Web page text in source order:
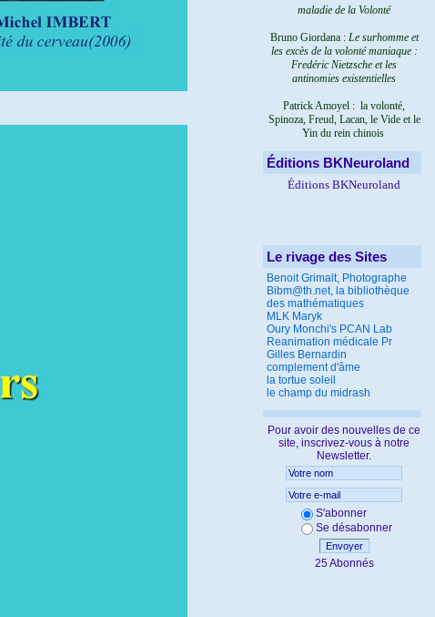
maladie de la Volonté
Bruno Giordana : Le surhomme et
les excès de la volonté maniaque :
Fredéric Nietzsche et les
antinomies existentielles
Patrick Amoyel : la volonté,
Spinoza, Freud, Lacan, le Vide et le
Yin du rein chinois
Éditions BKNeuroland
Éditions BKNeuroland
Le rivage des Sites
Benoit Grimalt, Photographe
Bibm@th.net, la bibliothèque
des mathématiques
MLK Maryk
Oury Monchi's PCAN Lab
Reanimation médicale Pr
Gilles Bernardin
complement d'âme
la tortue soleil
le champ du midrash
Pour avoir des nouvelles de ce
site, inscrivez-vous à notre
Newsletter.
S'abonner
Se désabonner
Envoyer
25 Abonnés